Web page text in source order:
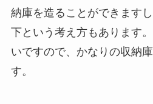
納庫を造ることができます
下という考え方もあります
いですので、かなりの収納
す。